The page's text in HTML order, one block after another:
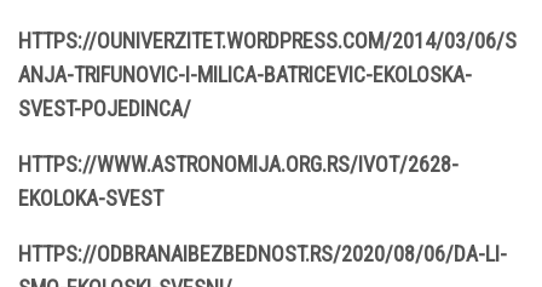
HTTPS://OUNIVERZITET.WORDPRESS.COM/2014/03/06/S
ANJA-TRIFUNOVIC-I-MILICA-BATRICEVIC-EKOLOSKA-
SVEST-POJEDINCA/
HTTPS://WWW.ASTRONOMIJA.ORG.RS/IVOT/2628-
EKOLOKA-SVEST
HTTPS://ODBRANAIBEZBEDNOST.RS/2020/08/06/DA-LI-